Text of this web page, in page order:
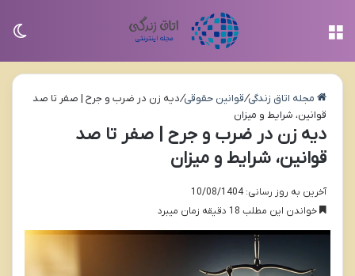
مجله اتاق زندگی/قوانین حقوقی/دیه زن در ضرب و جرح | صفر تا صد
قوانین، شرایط و میزان
دیه زن در ضرب و جرح | صفر تا صد
قوانین، شرایط و میزان
آخرین به روز رسانی: 10/08/1404
خواندن این مطلب 18 دقیقه زمان میبرد